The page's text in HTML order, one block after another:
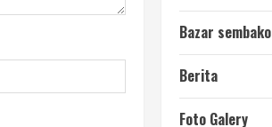
Bazar sembako
Berita
Foto Galery